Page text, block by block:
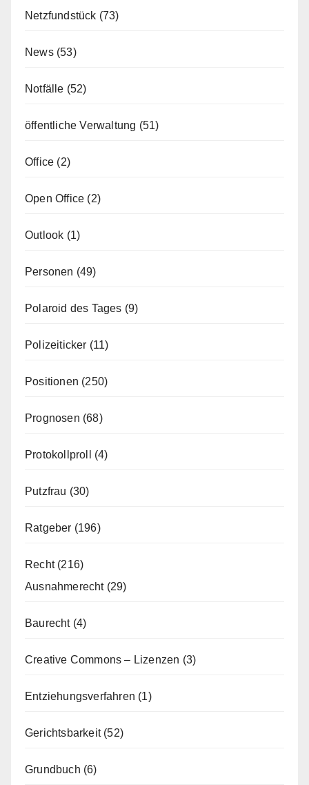
Netzfundstück (73)
News(53)
Notfälle (52)
öffentliche Verwaltung (51)
Office (2)
Open Office (2)
Outlook (1)
Personen (49)
Polaroid des Tages (9)
Polizeiticker (11)
Positionen (250)
Prognosen (68)
Protokollproll (4)
Putzfrau (30)
Ratgeber (196)
Recht(216)
Ausnahmerecht(29)
Baurecht(4)
Creative Commons – Lizenzen (3)
Entziehungsverfahren (1)
Gerichtsbarkeit(52)
Grundbuch (6)